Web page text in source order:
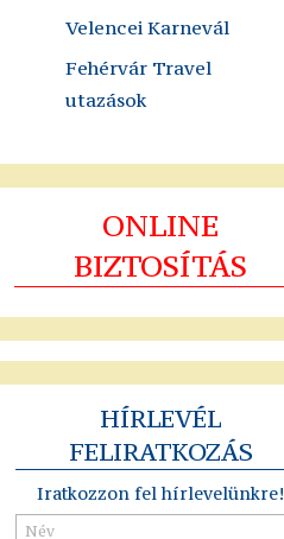
Velencei Karnevál
Fehérvár Travel
utazások
ONLINE
BIZTOSÍTÁS
HÍRLEVÉL
FELIRATKOZÁS
Iratkozzon fel hírlevelünkre!